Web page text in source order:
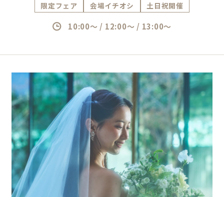
限定フェア 会場イチオシ 土日祝開催
10:00～ / 12:00～ / 13:00～